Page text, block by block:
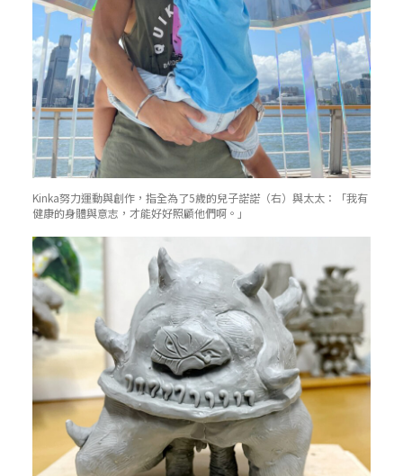
Kinka努力運動與創作，指全為了5歲的兒子諾諾（右）與太太：「我有
健康的身體與意志，才能好好照顧他們啊。」